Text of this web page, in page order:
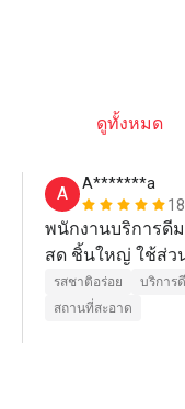
ดูทั้งหมด
A
A*******a
พนักงานบริการดี
สด ชิ้นใหญ่ ใช้ส่ว
แทบทุกเมนู ซึ่งที่
จอดรถได้ที่ ibis
รสชาติอร่อย
บริการดี
สถานที่สะอาด